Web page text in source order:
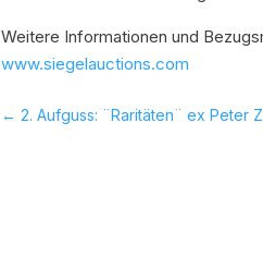
Weitere Informationen und
www.siegelauctions.com
←2. Aufguss: ¨Raritäten¨ ex